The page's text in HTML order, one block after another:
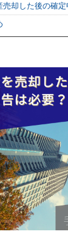
却した後の確定